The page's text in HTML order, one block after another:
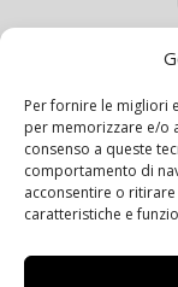
Per fornire le migliori
per memorizzare e/o
consenso a queste
comportamento di
acconsentire o
caratteristiche e